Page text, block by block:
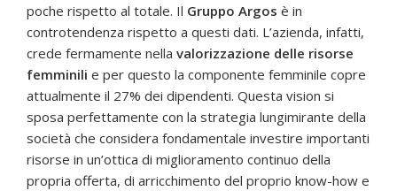
poche rispetto al totale. Il Gruppo Argos è in
controtendenza rispetto a questi dati. L’azienda, infatti,
crede fermamente nella valorizzazione delle risorse
femminili e per questo la componente femminile copre
attualmente il 27% dei dipendenti. Questa vision si
sposa perfettamente con la strategia lungimirante della
società che considera fondamentale investire importanti
risorse in un’ottica di miglioramento continuo della
propria offerta, di arricchimento del proprio know-how e